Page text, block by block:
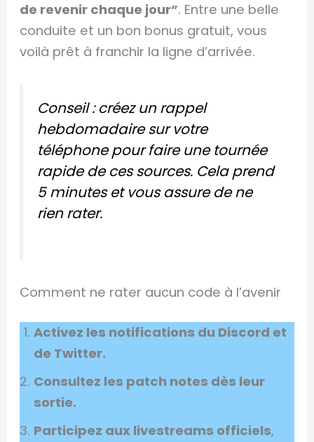
de revenir chaque jour”. Entre une belle
conduite et un bon bonus gratuit, vous
voilà prêt à franchir la ligne d’arrivée.
Conseil : créez un rappel
hebdomadaire sur votre
téléphone pour faire une tournée
rapide de ces sources. Cela prend
5 minutes et vous assure de ne
rien rater.
Comment ne rater aucun code à l’avenir
Activez les notifications du Discord et
de Twitter.
Consultez les patch notes dès leur
sortie.
Participez aux livestreams officiels,